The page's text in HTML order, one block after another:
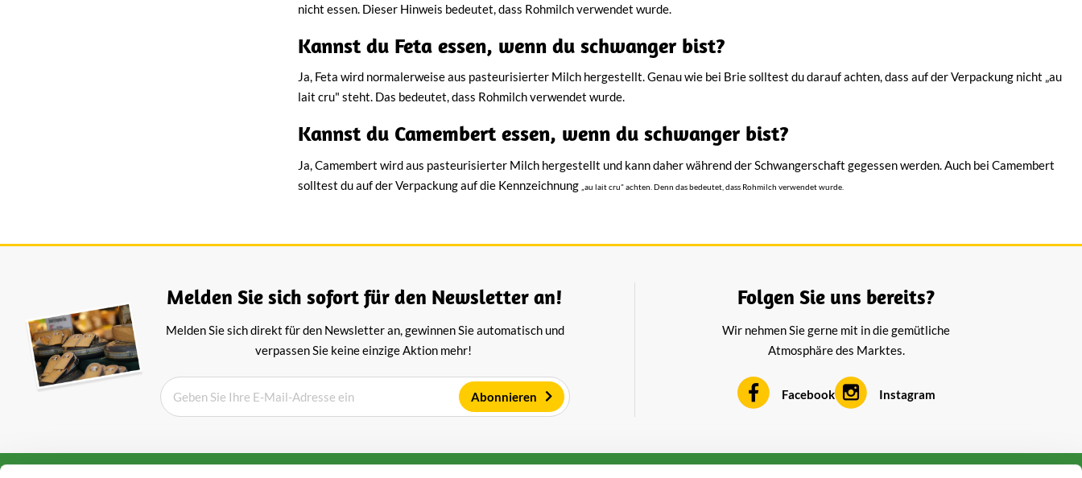
nicht essen. Dieser Hinweis bedeutet, dass Rohmilch verwendet wurde.
Kannst du Feta essen, wenn du schwanger bist?
Ja, Feta wird normalerweise aus pasteurisierter Milch hergestellt. Genau wie bei Brie solltest du darauf achten, dass auf der Verpackung nicht „au
lait cru" steht. Das bedeutet, dass Rohmilch verwendet wurde.
Kannst du Camembert essen, wenn du schwanger bist?
Ja, Camembert wird aus pasteurisierter Milch hergestellt und kann daher während der Schwangerschaft gegessen werden. Auch bei Camembert
solltest du auf der Verpackung auf die Kennzeichnung „au lait cru"achten. Denn das bedeutet, dass Rohmilch verwendet wurde.
Melden Sie sich sofort für den Newsletter an!
Melden Sie sich direkt für den Newsletter an, gewinnen Sie automatisch und
verpassen Sie keine einzige Aktion mehr!
Abonnieren
Folgen Sie uns bereits?
Wir nehmen Sie gerne mit in die gemütliche
Atmosphäre des Marktes.
Facebook Instagram